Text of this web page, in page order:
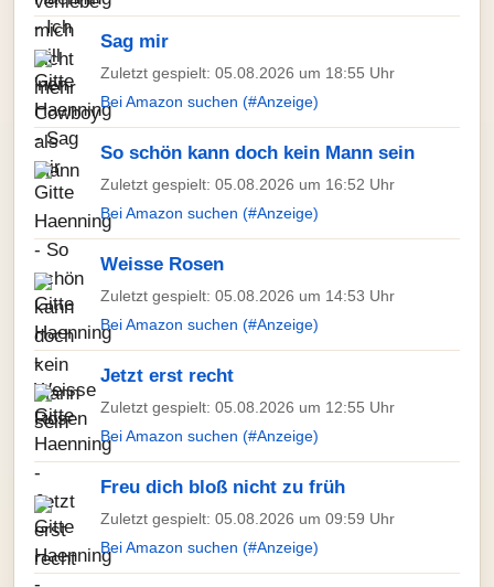
Sag mir
Zuletzt gespielt: 05.08.2026 um 18:55 Uhr
Bei Amazon suchen (#Anzeige)
So schön kann doch kein Mann sein
Zuletzt gespielt: 05.08.2026 um 16:52 Uhr
Bei Amazon suchen (#Anzeige)
Weisse Rosen
Zuletzt gespielt: 05.08.2026 um 14:53 Uhr
Bei Amazon suchen (#Anzeige)
Jetzt erst recht
Zuletzt gespielt: 05.08.2026 um 12:55 Uhr
Bei Amazon suchen (#Anzeige)
Freu dich bloß nicht zu früh
Zuletzt gespielt: 05.08.2026 um 09:59 Uhr
Bei Amazon suchen (#Anzeige)